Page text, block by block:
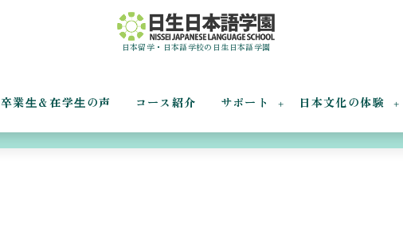
日本留学・日本語学校の日生日本語学園
卒業⽣＆在学⽣の声 コース紹介 サポート 日本文化の体験